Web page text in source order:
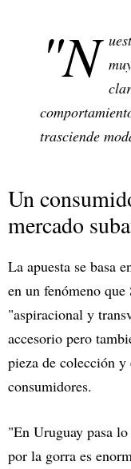
"N
trasciende
Un
mercado
La apuesta se basa
en un fenómeno
"aspiracional y
accesorio pero
pieza de colección
consumidores.
"En Uruguay pasa
por la gorra es